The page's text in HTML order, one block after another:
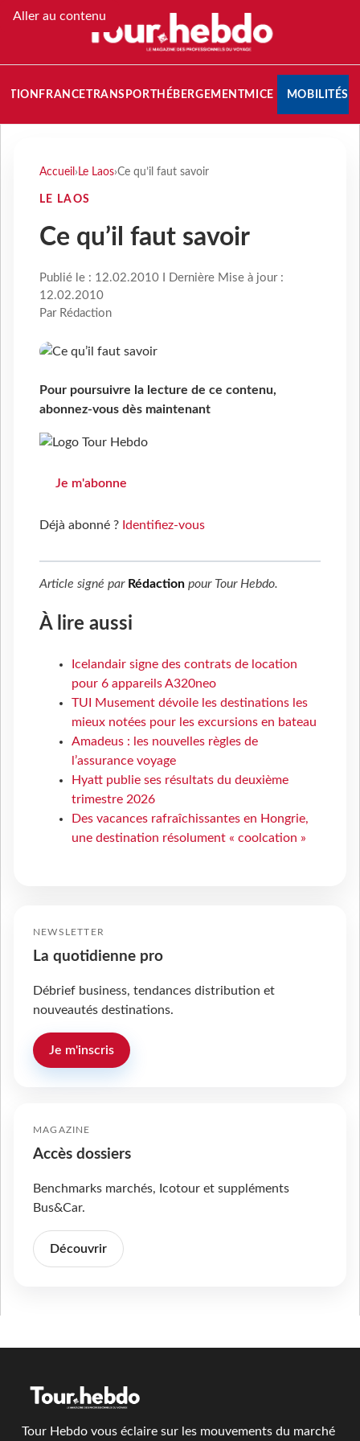
Aller au contenu
FRANCETRANSPORT HÉBERGEMENTMICE MOBILITÉS
Accueil › Le Laos›Ce qu’il faut savoir
LE LAOS
Ce qu’il faut savoir
Publié le : 12.02.2010 I Dernière Mise à jour :
12.02.2010
Par Rédaction
Pour poursuivre la lecture de ce contenu,
abonnez-vous dès maintenant
Je m'abonne
Déjà abonné ? Identifiez-vous
Article signé par Rédaction pour Tour Hebdo.
À lire aussi
Icelandair signe des contrats de location
pour 6 appareils A320neo
TUI Musement dévoile les destinations les
mieux notées pour les excursions en bateau
Amadeus : les nouvelles règles de
l’assurance voyage
Hyatt publie ses résultats du deuxième
trimestre 2026
Des vacances rafraîchissantes en Hongrie,
une destination résolument « coolcation »
NEWSLETTER
La quotidienne pro
Débrief business, tendances distribution et
nouveautés destinations.
Je m'inscris
MAGAZINE
Accès dossiers
Benchmarks marchés, Icotour et suppléments
Bus&Car.
Découvrir
Tour Hebdo vous éclaire sur les mouvements du marché